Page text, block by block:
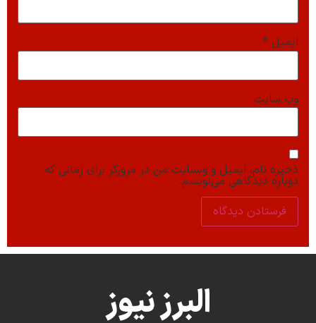
ایمیل *
وب‌ سایت
ذخیره نام، ایمیل و وبسایت من در مرورگر برای زمانی که
دوباره دیدگاهی می‌نویسم.
البرز نیوز